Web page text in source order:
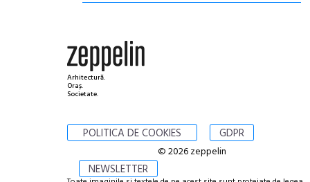
Arhitectură.
Oraș.
Societate.
POLITICA DE COOKIES GDPR
NEWSLETTER
© 2026 zeppelin